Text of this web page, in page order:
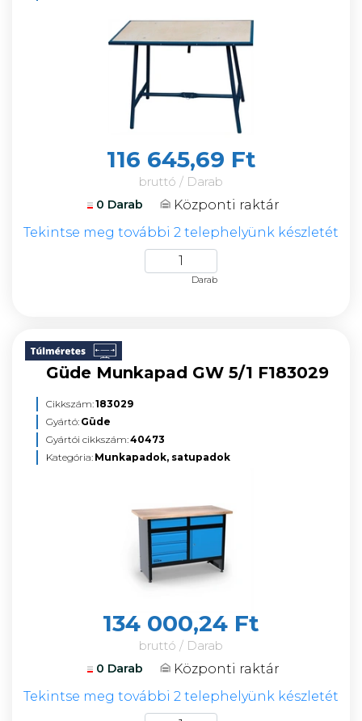
116 645,69 Ft
bruttó / Darab
0 Darab
Központi raktár
Tekintse meg további 2 telephelyünk készletét
Darab
Güde Munkapad GW 5/1 F183029
Cikkszám:183029
Gyártó: Güde
Gyártói cikkszám:40473
Kategória: Munkapadok, satupadok
134 000,24 Ft
bruttó / Darab
0 Darab
Központi raktár
Tekintse meg további 2 telephelyünk készletét